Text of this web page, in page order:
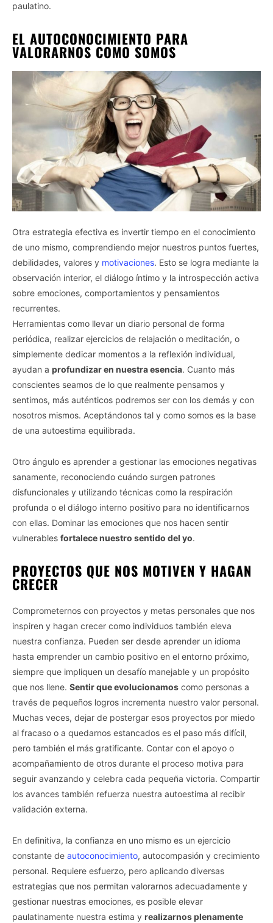
paulatino.
EL AUTOCONOCIMIENTO PARA
VALORARNOS COMO SOMOS
Otra estrategia efectiva es invertir tiempo en el conocimiento
de uno mismo, comprendiendo mejor nuestros puntos fuertes,
debilidades, valores y motivaciones. Esto se logra mediante la
observación interior, el diálogo íntimo y la introspección activa
sobre emociones, comportamientos y pensamientos
recurrentes.
Herramientas como llevar un diario personal de forma
periódica, realizar ejercicios de relajación o meditación, o
simplemente dedicar momentos a la reflexión individual,
ayudan a profundizar en nuestra esencia. Cuanto más
conscientes seamos de lo que realmente pensamos y
sentimos, más auténticos podremos ser con los demás y con
nosotros mismos. Aceptándonos tal y como somos es la base
de una autoestima equilibrada.
Otro ángulo es aprender a gestionar las emociones negativas
sanamente, reconociendo cuándo surgen patrones
disfuncionales y utilizando técnicas como la respiración
profunda o el diálogo interno positivo para no identificarnos
con ellas. Dominar las emociones que nos hacen sentir
vulnerables fortalece nuestro sentido del yo.
PROYECTOS QUE NOS MOTIVEN Y HAGAN
CRECER
Comprometernos con proyectos y metas personales que nos
inspiren y hagan crecer como individuos también eleva
nuestra confianza. Pueden ser desde aprender un idioma
hasta emprender un cambio positivo en el entorno próximo,
siempre que impliquen un desafío manejable y un propósito
que nos llene. Sentir que evolucionamos como personas a
través de pequeños logros incrementa nuestro valor personal.
Muchas veces, dejar de postergar esos proyectos por miedo
al fracaso o a quedarnos estancados es el paso más difícil,
pero también el más gratificante. Contar con el apoyo o
acompañamiento de otros durante el proceso motiva para
seguir avanzando y celebra cada pequeña victoria. Compartir
los avances también refuerza nuestra autoestima al recibir
validación externa.
En definitiva, la confianza en uno mismo es un ejercicio
constante de autoconocimiento, autocompasión y crecimiento
personal. Requiere esfuerzo, pero aplicando diversas
estrategias que nos permitan valorarnos adecuadamente y
gestionar nuestras emociones, es posible elevar
paulatinamente nuestra estima y realizarnos plenamente